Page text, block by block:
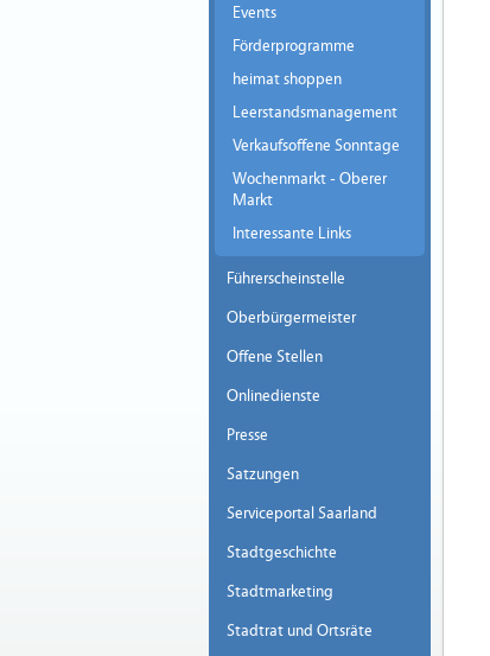
Events
Förderprogramme
heimat shoppen
Leerstandsmanagement
Verkaufsoffene Sonntage
Wochenmarkt - Oberer
Markt
Interessante Links
Führerscheinstelle
Oberbürgermeister
Offene Stellen
Onlinedienste
Presse
Satzungen
Serviceportal Saarland
Stadtgeschichte
Stadtmarketing
Stadtrat und Ortsräte